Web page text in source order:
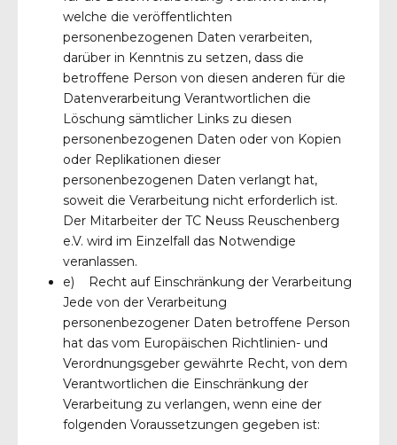
welche die veröffentlichten
personenbezogenen Daten verarbeiten,
darüber in Kenntnis zu setzen, dass die
betroffene Person von diesen anderen für die
Datenverarbeitung Verantwortlichen die
Löschung sämtlicher Links zu diesen
personenbezogenen Daten oder von Kopien
oder Replikationen dieser
personenbezogenen Daten verlangt hat,
soweit die Verarbeitung nicht erforderlich ist.
Der Mitarbeiter der TC Neuss Reuschenberg
e.V. wird im Einzelfall das Notwendige
veranlassen.
e) Recht auf Einschränkung der Verarbeitung
Jede von der Verarbeitung
personenbezogener Daten betroffene Person
hat das vom Europäischen Richtlinien- und
Verordnungsgeber gewährte Recht, von dem
Verantwortlichen die Einschränkung der
Verarbeitung zu verlangen, wenn eine der
folgenden Voraussetzungen gegeben ist: